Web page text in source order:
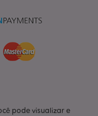
pode visualizar e